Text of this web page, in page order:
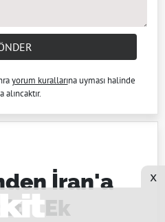
yorum kurallarına uyması halinde
alıncaktır.
İran'a
"Ek
x